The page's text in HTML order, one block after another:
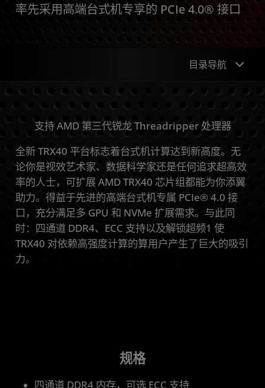
率先采用高端台式机专享的 PCIe 4.0® 接口
目录导航
规格
合作伙伴
支持 AMD 第三代锐龙 Threadripper 处理器
全新 TRX40 平台标志着台式机计算达到新高度。无
论你是视效艺术家、数据科学家还是任何追求超高效
率的人士，可扩展 AMD TRX40 芯片组都能为你添翼
助力。得益于先进的高端台式机专属 PCIe® 4.0 接
口，充分满足多 GPU 和 NVMe 扩展需求。与此同
时：四通道 DDR4、ECC 支持以及解锁超频1 使
TRX40 对依赖高强度计算的算用户产生了巨大的吸引
力。
规格
四通道 DDR4 内存，可选 ECC 支持